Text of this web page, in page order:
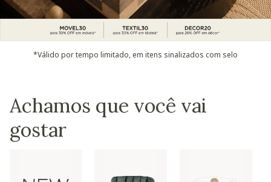
*Válido por tempo limitado, em itens sinalizados com selo
Achamos que você vai
gostar